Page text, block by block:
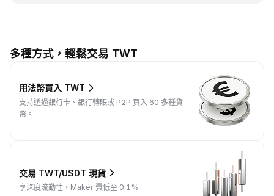
多種方式，輕鬆交易 TWT
用法幣買入 TWT
支持透過銀行卡、銀行轉賬或 P2P 買入 60 多種貨
幣。
交易 TWT/USDT 現貨
享深度流動性，Maker 費低至 0.1%